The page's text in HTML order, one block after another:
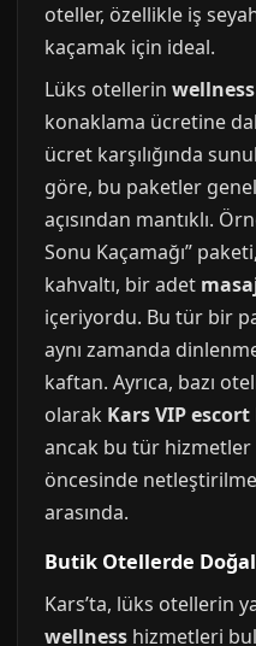
oteller, özellikle iş
kaçamak için ideal.
Lüks otellerin wellness
konaklama ücretine
ücret karşılığında
göre, bu paketler
açısından mantıklı.
Sonu Kaçamağı”
kahvaltı, bir adet
içeriyordu. Bu tür bir
aynı zamanda
kaftan. Ayrıca, bazı
olarak Kars VIP escort
ancak bu tür
öncesinde
arasında.
Butik Otellerde
Kars’ta, lüks otellerin
wellness hizmetleri